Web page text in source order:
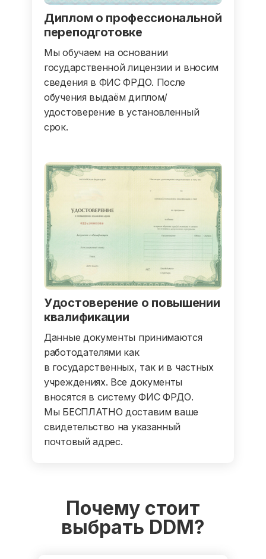
Мы обучаем на основании
государственной лицензии и вносим
сведения в ФИС ФРДО. После
обучения выдаём диплом/
удостоверение в установленный
срок.
Диплом о профессиональной
переподготовке
Данные документы принимаются
работодателями как
в государственных, так и в частных
учреждениях. Все документы
вносятся в систему ФИС ФРДО.
Мы БЕСПЛАТНО доставим ваше
свидетельство на указанный
почтовый адрес.
Удостоверение о повышении
квалификации
Почему стоит
выбрать DDM?